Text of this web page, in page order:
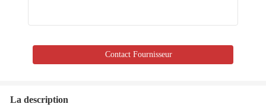
Contact Fournisseur
La description